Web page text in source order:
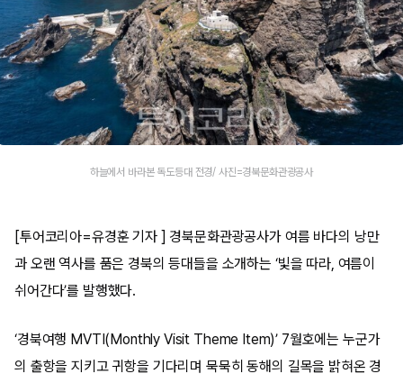
하늘에서 바라본 독도등대 전경/ 사진=경북문화관광공사
[투어코리아=유경훈 기자 ] 경북문화관광공사가 여름 바다의 낭만
과 오랜 역사를 품은 경북의 등대들을 소개하는 ‘빛을 따라, 여름이
쉬어간다’를 발행했다.
‘경북여행 MVTI(Monthly Visit Theme Item)’ 7월호에는 누군가
의 출항을 지키고 귀항을 기다리며 묵묵히 동해의 길목을 밝혀온 경